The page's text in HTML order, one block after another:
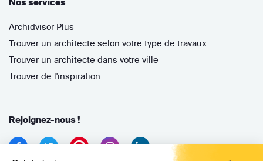
Archidvisor Plus
Trouver un architecte selon votre type de travaux
Trouver un architecte dans votre ville
Trouver de l'inspiration
Rejoignez-nous !